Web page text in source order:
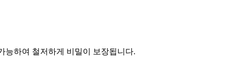
능하여 철저하게 비밀이 보장됩니다.